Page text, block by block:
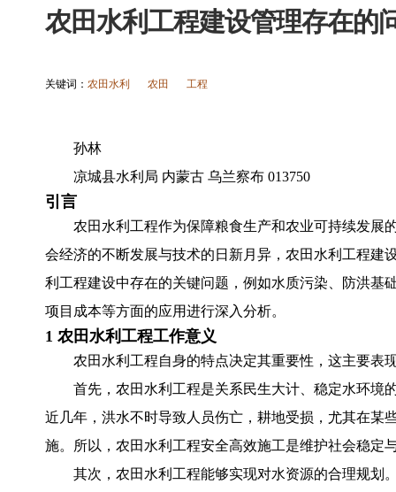
农田水利工程建设管理存在的
关键词： 农田水利 农田 工程
孙林
凉城县水利局 内蒙古 乌兰察布 013750
引言
农田水利工程作为保障粮食生产和农业可持续发展
会经济的不断发展与技术的日新月异，农田水利工程建
利工程建设中存在的关键问题，例如水质污染、防洪基
项目成本等方面的应用进行深入分析。
1 农田水利工程工作意义
农田水利工程自身的特点决定其重要性，这主要表
首先，农田水利工程是关系民生大计、稳定水环境
近几年，洪水不时导致人员伤亡，耕地受损，尤其在某
施。所以，农田水利工程安全高效施工是维护社会稳定
其次，农田水利工程能够实现对水资源的合理规划